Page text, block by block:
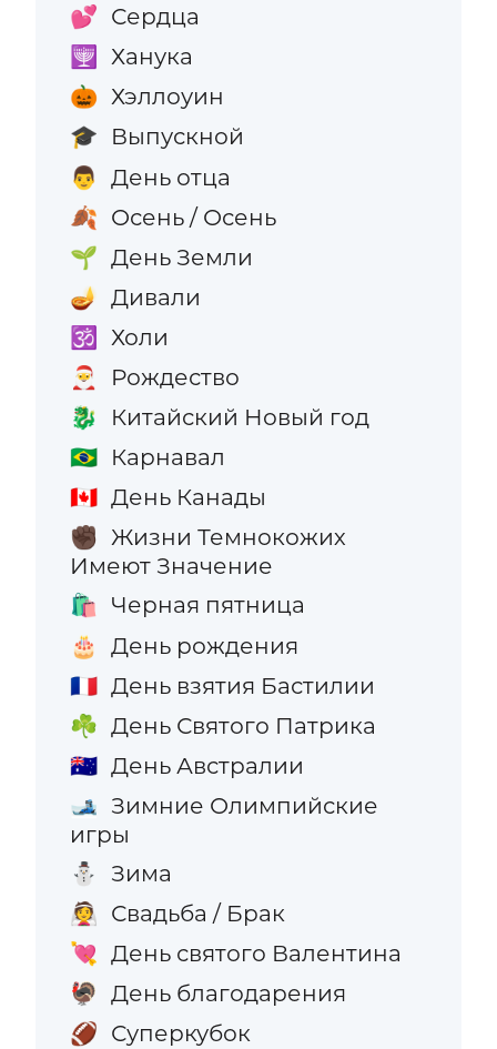
💕 Сердца
🕎 Ханука
🎃 Хэллоуин
🎓 Выпускной
👨 День отца
🍂 Осень / Осень
🌱 День Земли
🪔 Дивали
🕉️ Холи
🎅 Рождество
🐉 Китайский Новый год
🇧🇷 Карнавал
🇨🇦 День Канады
✊🏿 Жизни Темнокожих
Имеют Значение
🛍️ Черная пятница
🎂 День рождения
🇫🇷 День взятия Бастилии
☘️ День Святого Патрика
🇦🇺 День Австралии
🎿 Зимние Олимпийские
игры
⛄ Зима
👰 Свадьба / Брак
💘 День святого Валентина
🦃 День благодарения
🏈 Суперкубок